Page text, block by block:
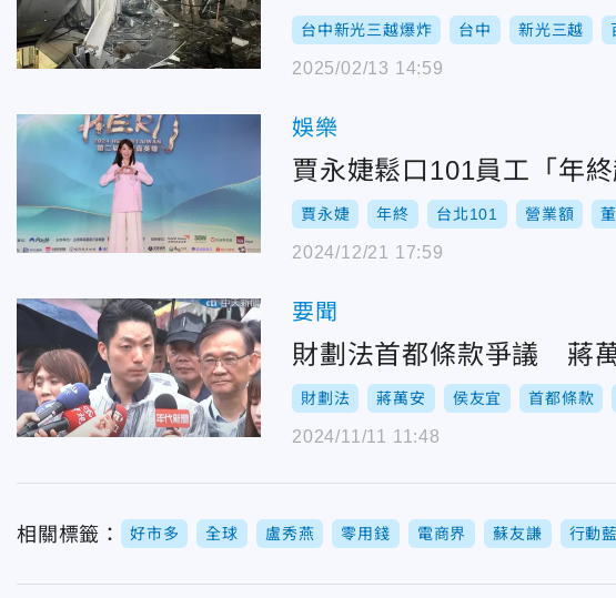
台中新光三越爆炸 台中 新光三越
2025/02/13 14:59
娛樂
賈永婕鬆口101員工「年
賈永婕 年終 台北101 營業額
2024/12/21 17:59
要聞
財劃法首都條款爭議 蔣
財劃法 蔣萬安 侯友宜 首都條款
2024/11/11 11:48
相關標籤： 好市多 全球 盧秀燕 零用錢 電商界 蘇友謙 行動